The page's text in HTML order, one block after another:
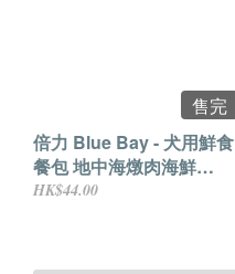
售完
倍力 Blue Bay - 犬用鮮食
餐包 地中海燉肉海鮮
150g
HK$44.00